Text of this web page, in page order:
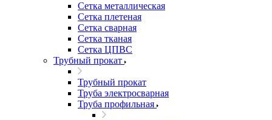
Сетка металлическая
Сетка плетеная
Сетка сварная
Сетка тканая
Сетка ЦПВС
Трубный прокат
Трубный прокат
Труба электросварная
Труба профильная